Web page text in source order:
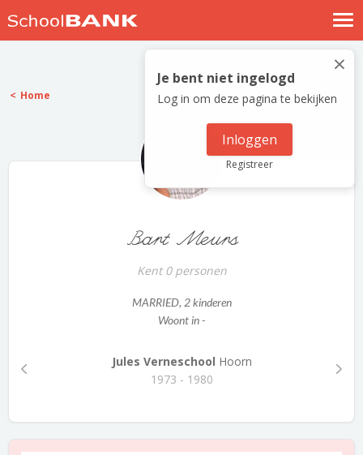
Nostalgische verhalen
Log in
Meld je gratis aan
×
Je bent niet ingelogd
Log in om deze pagina te bekijken
Inloggen
Registreer
Home
Bart Meurs
Kent 0 personen
MARRIED, 2 kinderen
Woont in -
Jules Verneschool Hoorn
1973 - 1980